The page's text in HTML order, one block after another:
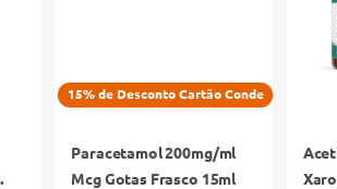
15% de Desconto Cartão Conde
Paracetamol 200mg/ml
Mcg Gotas Frasco 15ml